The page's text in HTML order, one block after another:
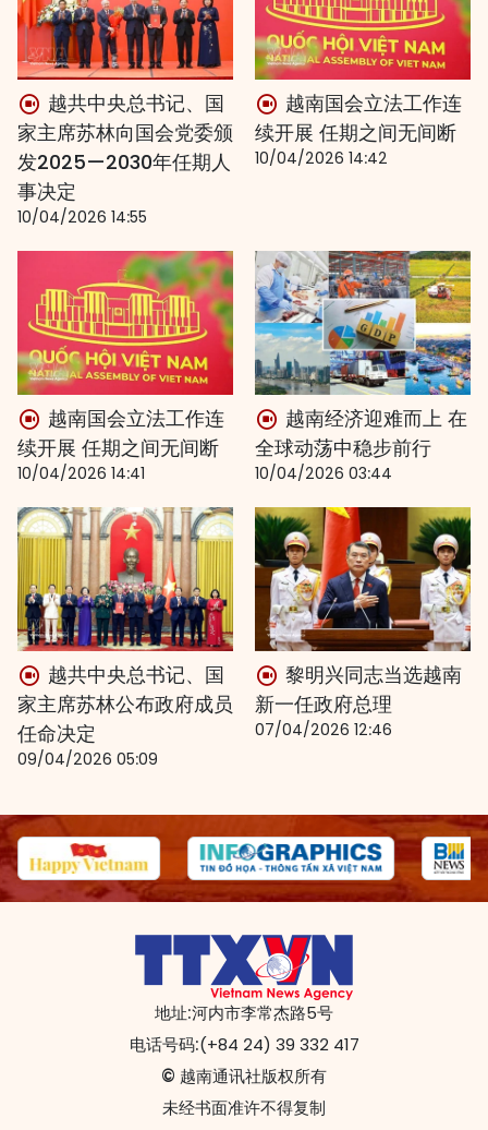
越共中央总书记、国
家主席苏林向国会党委颁
发2025—2030年任期人
事决定
10/04/2026 14:55
越南国会立法工作连
续开展 任期之间无间断
10/04/2026 14:42
越南国会立法工作连
续开展 任期之间无间断
10/04/2026 14:41
越南经济迎难而上 在
全球动荡中稳步前行
10/04/2026 03:44
越共中央总书记、国
家主席苏林公布政府成员
任命决定
09/04/2026 05:09
黎明兴同志当选越南
新一任政府总理
07/04/2026 12:46
地址:河内市李常杰路5号
电话号码:(+84 24) 39 332 417
© 越南通讯社版权所有
未经书面准许不得复制